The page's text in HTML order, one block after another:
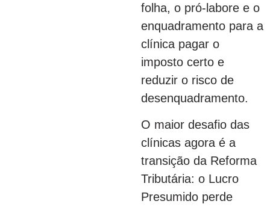
folha, o pró-labore e o
enquadramento para a
clínica pagar o
imposto certo e
reduzir o risco de
desenquadramento.
O maior desafio das
clínicas agora é a
transição da Reforma
Tributária: o Lucro
Presumido perde